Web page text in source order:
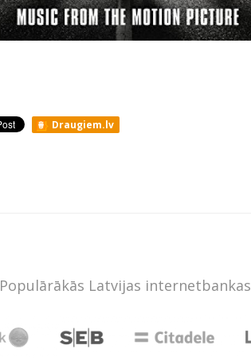
Draugiem.lv
Populārākās Latvijas internetbankas